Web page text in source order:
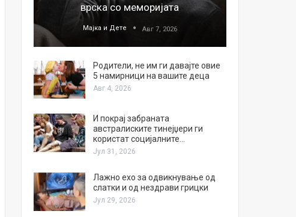
врска со меморијата
Мајка и Дете Авг 7, 2026
Родители, не им ги давајте овие
5 намирници на вашите деца
Авг 4, 2026
И покрај забраната
австралиските тинејџери ги
користат социјалните…
Јул 31, 2026
Лажно ехо за одвикнување од
слатки и од нездрави грицки
Јул 29, 2026